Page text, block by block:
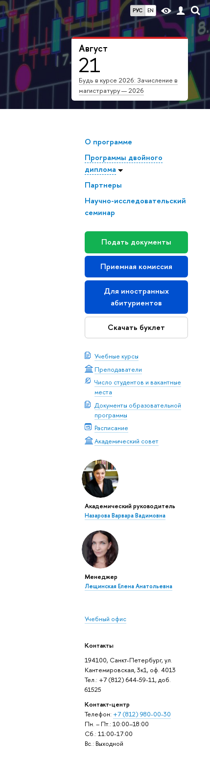
РУС EN
Август
21
Будь в курсе 2026: Зачисление в
магистратуру — 2026
О программе
Программы двойного
диплома
Партнеры
Научно-исследовательский
семинар
Подать документы
Приемная комиссия
Для иностранных
абитуриентов
Скачать буклет
Учебные курсы
Преподаватели
Число студентов и вакантные
места
Документы образовательной
программы
Расписание
Академический совет
Академический руководитель
Назарова Варвара Вадимовна
Менеджер
Лещинская Елена Анатольевна
Учебный офис
Контакты
194100, Санкт-Петербург, ул.
Кантемировская, 3к1, оф. 4013
Тел.: +7 (812) 644-59-11, доб.
61525
Контакт-центр
Телефон: +7 (812) 980-00-30
Пн. – Пт.: 10:00–18:00
Сб.: 11:00-17:00
Вс.: Выходной